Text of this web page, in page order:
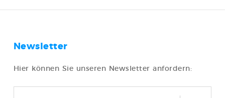
Newsletter
Hier können Sie unseren Newsletter anfordern: